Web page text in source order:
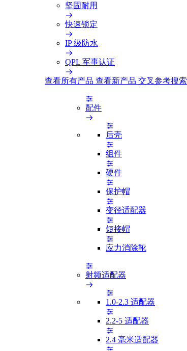
坚固耐用
快速锁定
IP 级防水
QPL 军事认证
查看所有产品 查看新产品 交叉参考搜索
配件
后壳
组件
硬件
保护帽
变径适配器
短接帽
应力消除靴
射频适配器
1.0-2.3 适配器
2.2-5 适配器
2.4 毫米适配器